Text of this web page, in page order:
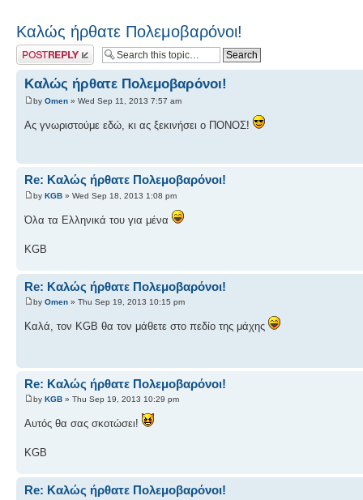
Καλώς ήρθατε Πολεμοβαρόνοι!
Post a reply
Καλώς ήρθατε Πολεμοβαρόνοι!
by Omen » Wed Sep 11, 2013 7:57 am
Ας γνωριστούμε εδώ, κι ας ξεκινήσει ο ΠΟΝΟΣ!
Re: Καλώς ήρθατε Πολεμοβαρόνοι!
by KGB » Wed Sep 18, 2013 1:08 pm
Όλα τα Ελληνικά του για μένα
KGB
Re: Καλώς ήρθατε Πολεμοβαρόνοι!
by Omen » Thu Sep 19, 2013 10:15 pm
Καλά, τον KGB θα τον μάθετε στο πεδίο της μάχης
Re: Καλώς ήρθατε Πολεμοβαρόνοι!
by KGB » Thu Sep 19, 2013 10:29 pm
Αυτός θα σας σκοτώσει!
KGB
Re: Καλώς ήρθατε Πολεμοβαρόνοι!